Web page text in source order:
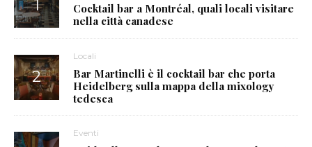
Cocktail bar a Montréal, quali locali visitare
nella città canadese
Locali
Bar Martinelli è il cocktail bar che porta
Heidelberg sulla mappa della mixology
tedesca
Eventi